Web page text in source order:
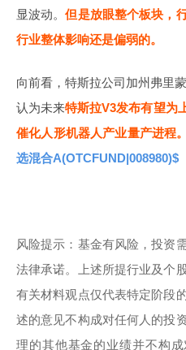
显波动。但是放眼整个板块，
行业整体影响还是偏弱的。
向前看，特斯拉公司加州弗里
认为未来特斯拉V3发布有望为
催化人形机器人产业量产进程。
选混合A(OTCFUND|008980)$
风险提示：基金有风险，投资
法律承诺。上述所提行业及个
有关材料观点仅代表特定阶段
述的意见不构成对任何人的投
理的其他基金的业绩并不构